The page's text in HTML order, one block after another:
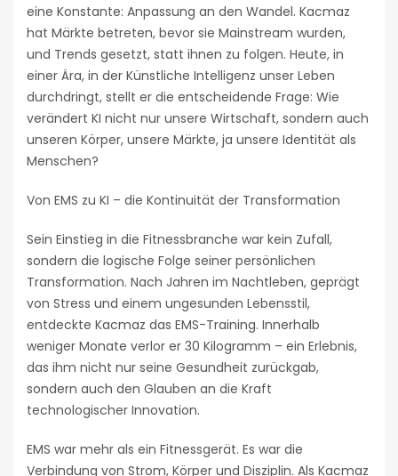
eine Konstante: Anpassung an den Wandel. Kacmaz
hat Märkte betreten, bevor sie Mainstream wurden,
und Trends gesetzt, statt ihnen zu folgen. Heute, in
einer Ära, in der Künstliche Intelligenz unser Leben
durchdringt, stellt er die entscheidende Frage: Wie
verändert KI nicht nur unsere Wirtschaft, sondern auch
unseren Körper, unsere Märkte, ja unsere Identität als
Menschen?
Von EMS zu KI – die Kontinuität der Transformation
Sein Einstieg in die Fitnessbranche war kein Zufall,
sondern die logische Folge seiner persönlichen
Transformation. Nach Jahren im Nachtleben, geprägt
von Stress und einem ungesunden Lebensstil,
entdeckte Kacmaz das EMS-Training. Innerhalb
weniger Monate verlor er 30 Kilogramm – ein Erlebnis,
das ihm nicht nur seine Gesundheit zurückgab,
sondern auch den Glauben an die Kraft
technologischer Innovation.
EMS war mehr als ein Fitnessgerät. Es war die
Verbindung von Strom, Körper und Disziplin. Als Kacmaz